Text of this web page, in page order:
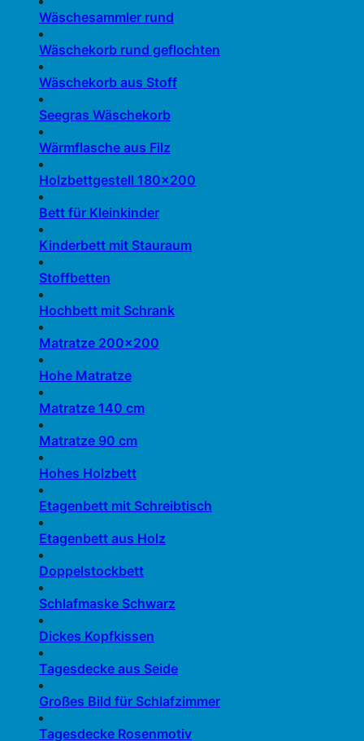
Wäschesammler rund
Wäschekorb rund geflochten
Wäschekorb aus Stoff
Seegras Wäschekorb
Wärmflasche aus Filz
Holzbettgestell 180×200
Bett für Kleinkinder
Kinderbett mit Stauraum
Stoffbetten
Hochbett mit Schrank
Matratze 200×200
Hohe Matratze
Matratze 140 cm
Matratze 90 cm
Hohes Holzbett
Etagenbett mit Schreibtisch
Etagenbett aus Holz
Doppelstockbett
Schlafmaske Schwarz
Dickes Kopfkissen
Tagesdecke aus Seide
Großes Bild für Schlafzimmer
Tagesdecke Rosenmotiv